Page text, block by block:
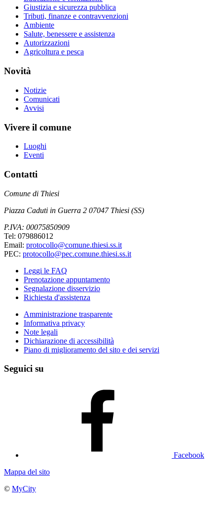
Giustizia e sicurezza pubblica
Tributi, finanze e contravvenzioni
Ambiente
Salute, benessere e assistenza
Autorizzazioni
Agricoltura e pesca
Novità
Notizie
Comunicati
Avvisi
Vivere il comune
Luoghi
Eventi
Contatti
Comune di Thiesi
Piazza Caduti in Guerra 2 07047 Thiesi (SS)
P.IVA: 00075850909
Tel: 079886012
Email: protocollo@comune.thiesi.ss.it
PEC: protocollo@pec.comune.thiesi.ss.it
Leggi le FAQ
Prenotazione appuntamento
Segnalazione disservizio
Richiesta d'assistenza
Amministrazione trasparente
Informativa privacy
Note legali
Dichiarazione di accessibilità
Piano di miglioramento del sito e dei servizi
Seguici su
Facebook
Mappa del sito
© MyCity